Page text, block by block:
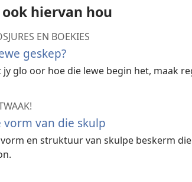
ook hiervan hou
EN BOEKIES
geskep?
jy glo oor hoe die lewe begin het, maak
vorm van die skulp
en struktuur van skulpe beskerm